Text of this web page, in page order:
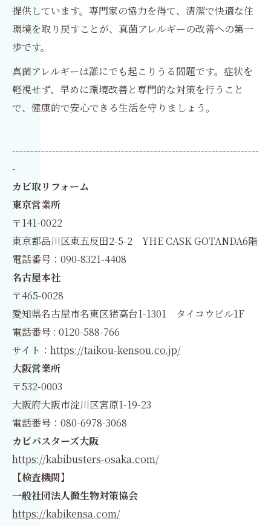
提供しています。専門家の協力を得て、清潔で快適な住
環境を取り戻すことが、真菌アレルギーの改善への第一
歩です。
真菌アレルギーは誰にでも起こりうる問題です。症状を
軽視せず、早めに環境改善と専門的な対策を行うこと
で、健康的で安心できる生活を守りましょう。
--------------------------------------------------------------------
-
カビ取リフォーム
東京営業所
〒141-0022
東京都品川区東五反田2-5-2 YHE CASK GOTANDA6階
電話番号：090-8321-4408
名古屋本社
〒465-0028
愛知県名古屋市名東区猪高台1-1301 タイコウビル1F
電話番号 : 0120-588-766
サイト： https://taikou-kensou.co.jp/
大阪営業所
〒532-0003
大阪府大阪市淀川区宮原1-19-23
電話番号：080-6978-3068
カビバスターズ大阪
https://kabibusters-osaka.com/
【検査機関】
一般社団法人微生物対策協会
https://kabikensa.com/